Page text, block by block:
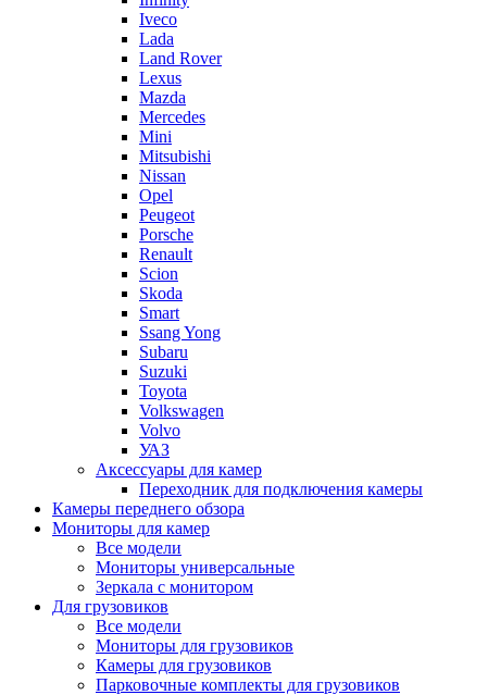
Iveco
Lada
Land Rover
Lexus
Mazda
Mercedes
Mini
Mitsubishi
Nissan
Opel
Peugeot
Porsche
Renault
Scion
Skoda
Smart
Ssang Yong
Subaru
Suzuki
Toyota
Volkswagen
Volvo
УАЗ
Аксессуары для камер
Переходник для подключения камеры
Камеры переднего обзора
Мониторы для камер
Все модели
Мониторы универсальные
Зеркала с монитором
Для грузовиков
Все модели
Мониторы для грузовиков
Камеры для грузовиков
Парковочные комплекты для грузовиков